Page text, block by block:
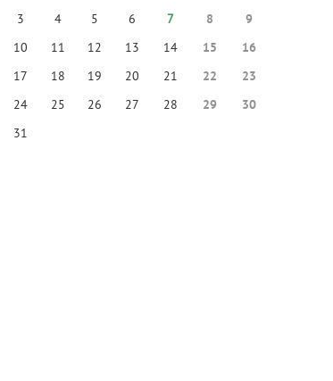
3
4 5 6 7 8
9
10
11 12 13 14 15
16
17
18 19 20 21 22
23
24
25 26 27 28 29
30
31